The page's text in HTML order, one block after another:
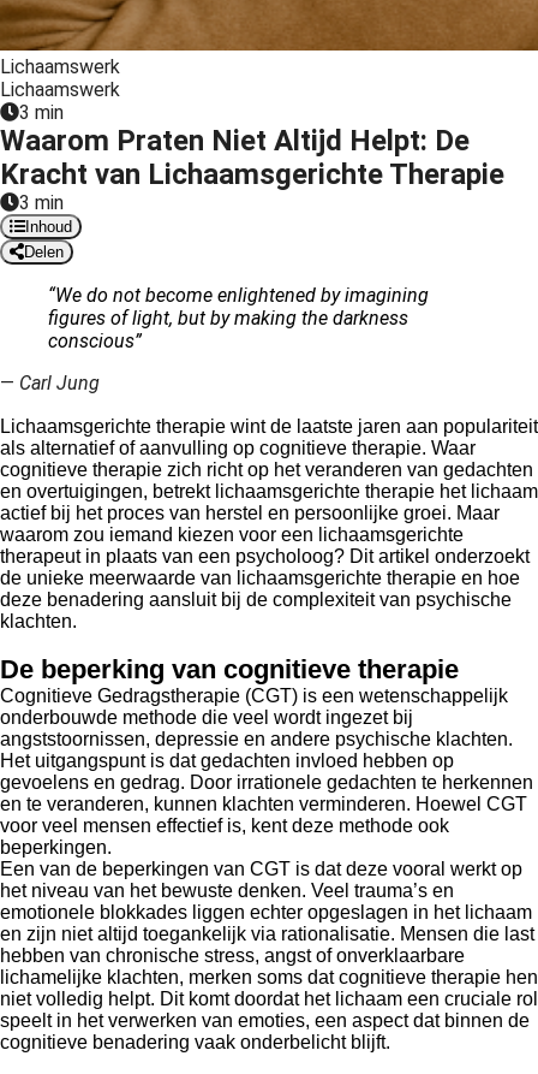
Lichaamswerk
Lichaamswerk
3 min
Waarom Praten Niet Altijd Helpt: De
Kracht van Lichaamsgerichte Therapie
3 min
Inhoud
Delen
“We do not become enlightened by imagining
figures of light, but by making the darkness
conscious”
— Carl Jung
Lichaamsgerichte therapie wint de laatste jaren aan populariteit
als alternatief of aanvulling op cognitieve therapie. Waar
cognitieve therapie zich richt op het veranderen van gedachten
en overtuigingen, betrekt lichaamsgerichte therapie het lichaam
actief bij het proces van herstel en persoonlijke groei. Maar
waarom zou iemand kiezen voor een lichaamsgerichte
therapeut in plaats van een psycholoog? Dit artikel onderzoekt
de unieke meerwaarde van lichaamsgerichte therapie en hoe
deze benadering aansluit bij de complexiteit van psychische
klachten.
De beperking van cognitieve therapie
Cognitieve Gedragstherapie (CGT) is een wetenschappelijk
onderbouwde methode die veel wordt ingezet bij
angststoornissen, depressie en andere psychische klachten.
Het uitgangspunt is dat gedachten invloed hebben op
gevoelens en gedrag. Door irrationele gedachten te herkennen
en te veranderen, kunnen klachten verminderen. Hoewel CGT
voor veel mensen effectief is, kent deze methode ook
beperkingen.
Een van de beperkingen van CGT is dat deze vooral werkt op
het niveau van het bewuste denken. Veel trauma’s en
emotionele blokkades liggen echter opgeslagen in het lichaam
en zijn niet altijd toegankelijk via rationalisatie. Mensen die last
hebben van chronische stress, angst of onverklaarbare
lichamelijke klachten, merken soms dat cognitieve therapie hen
niet volledig helpt. Dit komt doordat het lichaam een cruciale rol
speelt in het verwerken van emoties, een aspect dat binnen de
cognitieve benadering vaak onderbelicht blijft.
de
Hierdoor
website-
van